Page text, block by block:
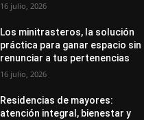
16 julio, 2026
Los minitrasteros, la solución
práctica para ganar espacio sin
renunciar a tus pertenencias
16 julio, 2026
Residencias de mayores:
atención integral, bienestar y